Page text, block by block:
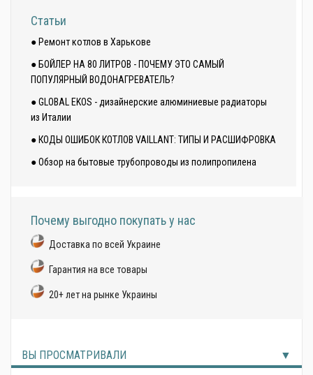
Статьи
● Ремонт котлов в Харькове
● БОЙЛЕР НА 80 ЛИТРОВ - ПОЧЕМУ ЭТО САМЫЙ
ПОПУЛЯРНЫЙ ВОДОНАГРЕВАТЕЛЬ?
● GLOBAL EKOS - дизайнерские алюминиевые радиаторы
из Италии
● КОДЫ ОШИБОК КОТЛОВ VAILLANT: ТИПЫ И РАСШИФРОВКА
● Обзор на бытовые трубопроводы из полипропилена
Почему выгодно покупать у нас
Доставка по всей Украине
Гарантия на все товары
20+ лет на рынке Украины
ВЫ ПРОСМАТРИВАЛИ